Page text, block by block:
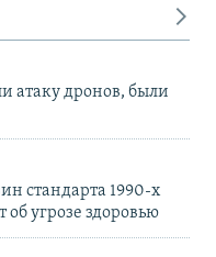
атаку дронов, были
стандарта 1990-х
угрозе здоровью